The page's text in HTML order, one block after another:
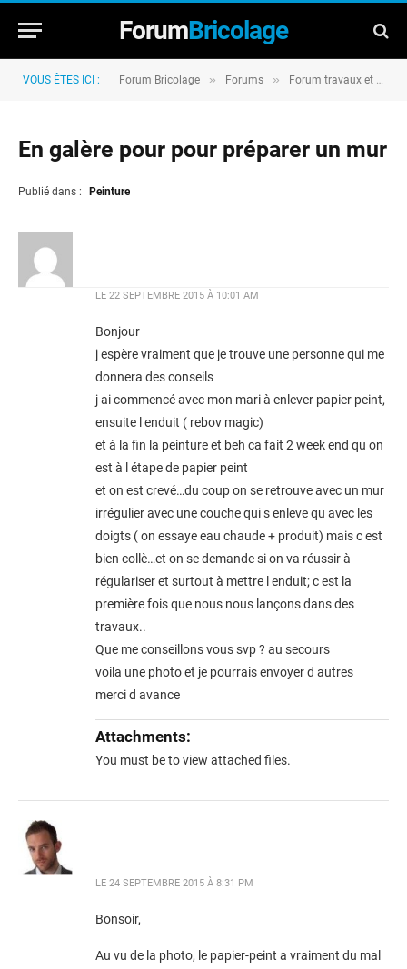
ForumBricolage
VOUS ÊTES ICI : Forum Bricolage » Forums » Forum travaux et rénovation
En galère pour pour préparer un mur
Publié dans : Peinture
LE 22 SEPTEMBRE 2015 À 10:01 AM
Bonjour
j espère vraiment que je trouve une personne qui me
donnera des conseils
j ai commencé avec mon mari à enlever papier peint,
ensuite l enduit ( rebov magic)
et à la fin la peinture et beh ca fait 2 week end qu on
est à l étape de papier peint
et on est crevé…du coup on se retrouve avec un mur
irrégulier avec une couche qui s enleve qu avec les
doigts ( on essaye eau chaude + produit) mais c est
bien collè…et on se demande si on va réussir à
régulariser et surtout à mettre l enduit; c est la
première fois que nous nous lançons dans des
travaux..
Que me conseillons vous svp ? au secours
voila une photo et je pourrais envoyer d autres
merci d avance
Attachments:
You must beto view attached files.
LE 24 SEPTEMBRE 2015 À 8:31 PM
Bonsoir,
Au vu de la photo, le papier-peint a vraiment du mal